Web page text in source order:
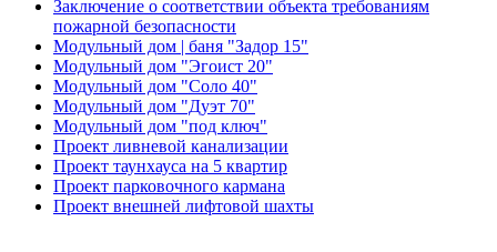
Заключение о соответствии объекта требованиям
пожарной безопасности
Модульный дом | баня "Задор 15"
Модульный дом "Эгоист 20"
Модульный дом "Соло 40"
Модульный дом "Дуэт 70"
Модульный дом "под ключ"
Проект ливневой канализации
Проект таунхауса на 5 квартир
Проект парковочного кармана
Проект внешней лифтовой шахты